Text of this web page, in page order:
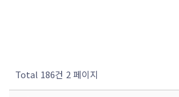
Total 186건 2 페이지